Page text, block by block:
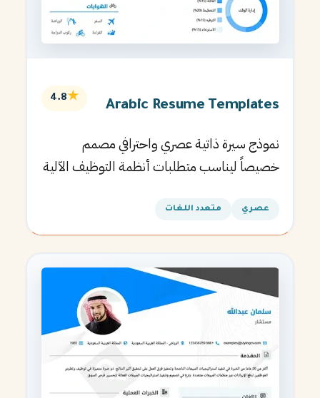
Arabic Resume Templates
★
4.8
نموذج سيرة ذاتية عصري واحترافي مصمم
خصيصاً ليناسب متطلبات أنظمة التوظيف الآلية
عصري متعدد اللغات